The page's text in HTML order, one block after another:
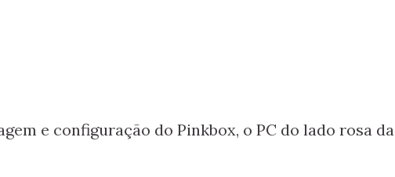
e configuração do Pinkbox, o PC do lado rosa da